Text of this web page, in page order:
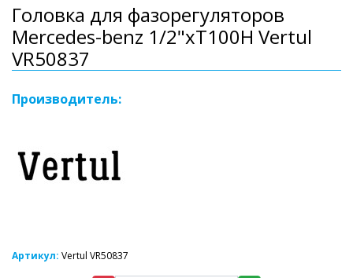
Головка для фазорегуляторов
Mercedes-benz 1/2"хТ100Н Vertul
VR50837
Производитель:
Артикул: Vertul VR50837